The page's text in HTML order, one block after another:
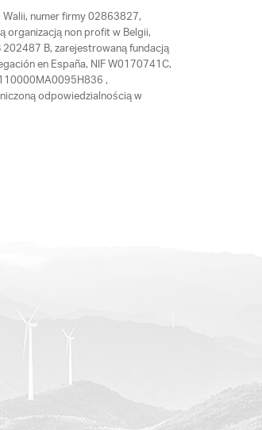
numer firmy 02863827,
organizacją non profit w Belgii,
B, zarejestrowaną fundacją
en España, NIF W0170741C,
,
odpowiedzialnością w